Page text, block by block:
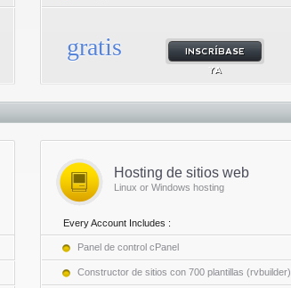
gratis
INSCRÍBASE
YA
Hosting de sitios web
Linux or Windows hosting
Every Account Includes :
Panel de control cPanel
Constructor de sitios con 700 plantillas (rvbuilder)